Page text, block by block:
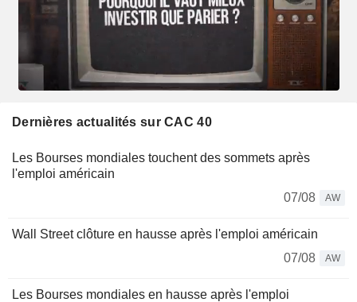
Dernières actualités sur CAC 40
Les Bourses mondiales touchent des sommets après
l'emploi américain
07/08
AW
Wall Street clôture en hausse après l'emploi américain
07/08
AW
Les Bourses mondiales en hausse après l'emploi